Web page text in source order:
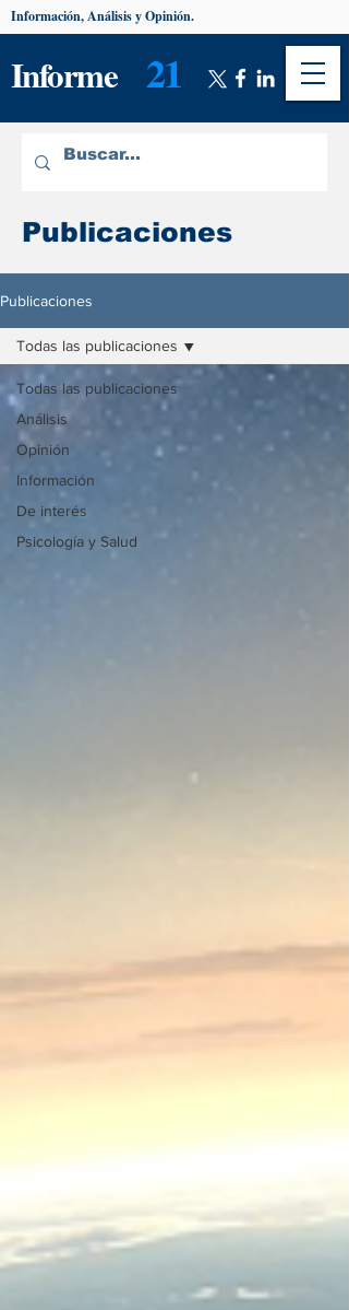
Informe 21
Información, Análisis y Opinión.
Publicaciones
Publicaciones
Todas las publicaciones
Análisis
Opinión
Información
De interés
Psicología y Salud
Todas las publicaciones